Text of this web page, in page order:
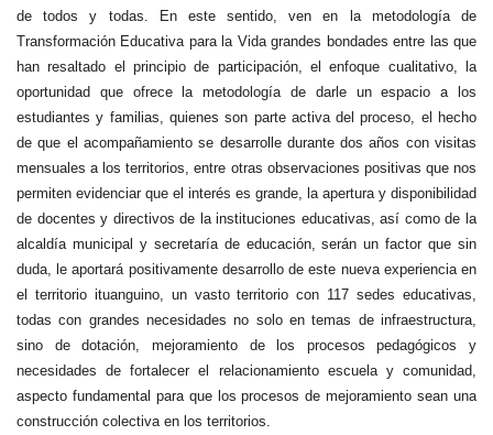
de todos y todas. En este sentido, ven en la metodología de
Transformación Educativa para la Vida grandes bondades entre las que
han resaltado el principio de participación, el enfoque cualitativo, la
oportunidad que ofrece la metodología de darle un espacio a los
estudiantes y familias, quienes son parte activa del proceso, el hecho
de que el acompañamiento se desarrolle durante dos años con visitas
mensuales a los territorios, entre otras observaciones positivas que nos
permiten evidenciar que el interés es grande, la apertura y disponibilidad
de docentes y directivos de la instituciones educativas, así como de la
alcaldía municipal y secretaría de educación, serán un factor que sin
duda, le aportará positivamente desarrollo de este nueva experiencia en
el territorio ituanguino, un vasto territorio con 117 sedes educativas,
todas con grandes necesidades no solo en temas de infraestructura,
sino de dotación, mejoramiento de los procesos pedagógicos y
necesidades de fortalecer el relacionamiento escuela y comunidad,
aspecto fundamental para que los procesos de mejoramiento sean una
construcción colectiva en los territorios.